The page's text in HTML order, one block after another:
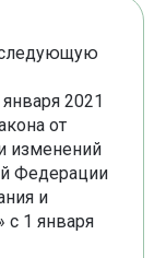
следующую
2021
от
изменений
Федерации
и
с 1 января